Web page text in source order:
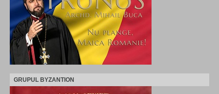
GRUPUL BYZANTION